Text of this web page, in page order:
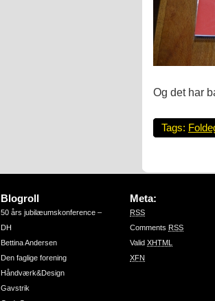
Og det har
Tags:
Blogroll
50 års jubilæumskonference –
DH
Bettina Andersen
Den faglige forening
Håndværk&Design
Gavstrik
Meta:
RSS
Comments RSS
Valid XHTML
XFN